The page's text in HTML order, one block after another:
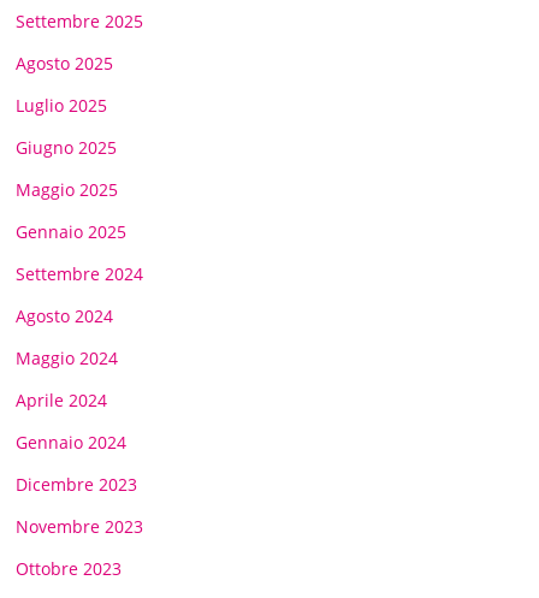
Settembre 2025
Agosto 2025
Luglio 2025
Giugno 2025
Maggio 2025
Gennaio 2025
Settembre 2024
Agosto 2024
Maggio 2024
Aprile 2024
Gennaio 2024
Dicembre 2023
Novembre 2023
Ottobre 2023